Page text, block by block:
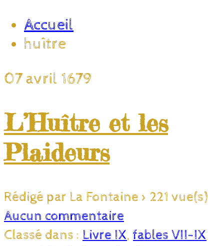
Accueil
huître
07 avril 1679
L’Huître et les
Plaideurs
Rédigé par La Fontaine > 221 vue(s)
Aucun commentaire
Classé dans : Livre IX, fables VII-IX